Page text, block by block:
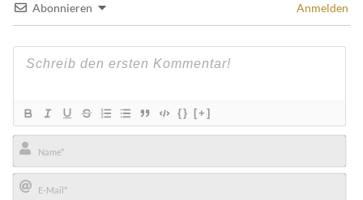
Abonnieren Anmelden
{} [+]
Name*